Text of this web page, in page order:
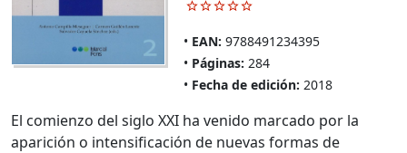
EAN: 9788491234395
Páginas: 284
Fecha de edición: 2018
El comienzo del siglo XXI ha venido marcado por la
aparición o intensificación de nuevas formas de